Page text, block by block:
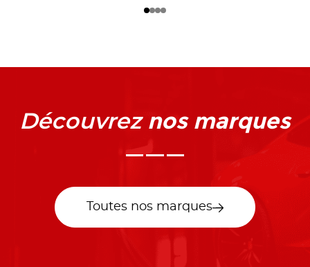
Découvrez nos marques
Toutes nos marques